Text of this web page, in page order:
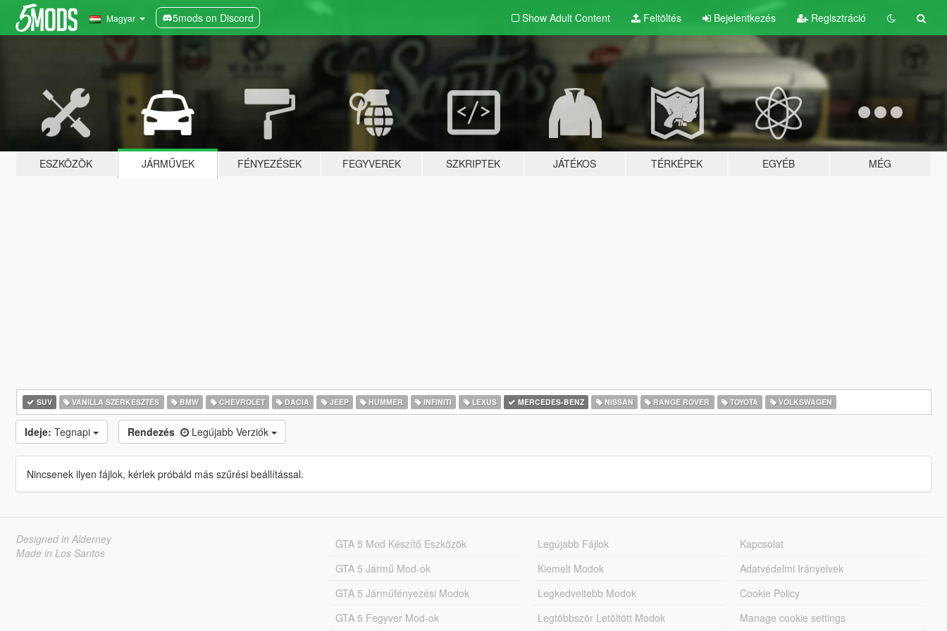
Magyar 5mods on Discord Show Adult Content Feltöltés Bejelentkezés Regisztráció
ESZKÖZÖK JÁRMŰVEK FÉNYEZÉSEK FEGYVEREK SZKRIPTEK JÁTÉKOS TÉRKÉPEK EGYÉB MÉG
SUV VANILLA SZERKESZTÉS BMW CHEVROLET DACIA JEEP HUMMER INFINITI LEXUS MERCEDES-BENZ NISSAN RANGE ROVER TOYOTA VOLKSWAGEN
Ideje: Tegnapi Rendezés Legújabb Verziók
Nincsenek ilyen fájlok, kérlek próbáld más szűrési beállítással.
Designed in Alderney
Made in Los Santos
GTA 5 Mod Készítő Eszközök
GTA 5 Jármű Mod-ok
GTA 5 Járműfényezési Modok
GTA 5 Fegyver Mod-ok
Legújabb Fájlok
Kiemelt Modok
Legkedveltebb Modok
Legtöbbször Letöltött Modok
Kapcsolat
Adatvédelmi Irányelvek
Cookie Policy
Manage cookie settings